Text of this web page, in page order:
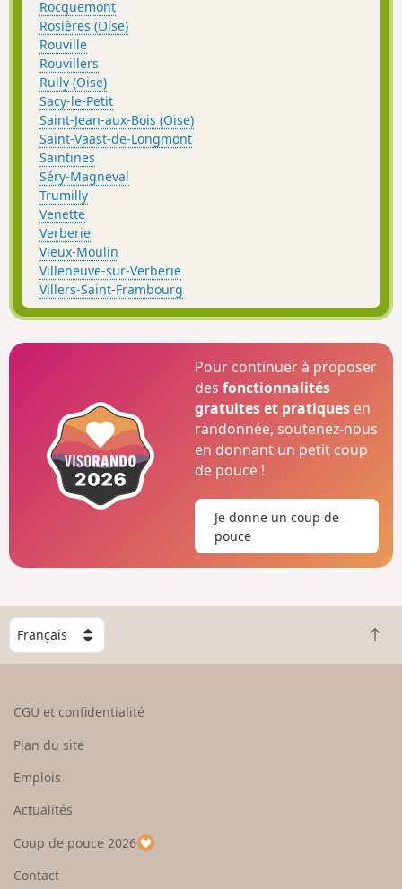
Rocquemont
Rosières (Oise)
Rouville
Rouvillers
Rully (Oise)
Sacy-le-Petit
Saint-Jean-aux-Bois (Oise)
Saint-Vaast-de-Longmont
Saintines
Séry-Magneval
Trumilly
Venette
Verberie
Vieux-Moulin
Villeneuve-sur-Verberie
Villers-Saint-Frambourg
Pour continuer à proposer
desfonctionnalités
gratuites et pratiques en
randonnée, soutenez-nous
en donnant un petit coup
de pouce !
Je donne un coup de
pouce
C
o
e
u
p
a
R
e
CGU et confidentialité
Plan du site
Emplois
Actualités
Coup de pouce 2026
Contact